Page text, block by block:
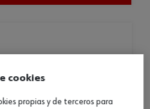
cookies
propias y de terceros para